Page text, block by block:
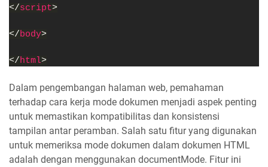
</script>
</body>
</html>
Dalam pengembangan halaman web, pemahaman
terhadap cara kerja mode dokumen menjadi aspek penting
untuk memastikan kompatibilitas dan konsistensi
tampilan antar peramban. Salah satu fitur yang digunakan
untuk memeriksa mode dokumen dalam dokumen HTML
adalah dengan menggunakan documentMode. Fitur ini